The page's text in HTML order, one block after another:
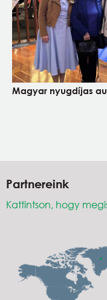
Magyar nyugdíjas
Partnereink
Kattintson, hogy